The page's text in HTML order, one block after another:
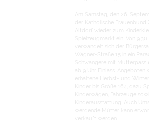
Am Samstag, den 26.
der Katholische Frauenbund
Altdorf wieder zum
Spielzeugmarkt ein. Von 9.30
verwandelt sich der
Wagner-Straße 15 in ein
Schwangere mit Mutterpass
ab 9 Uhr Einlass. Angeboten
erhaltene Herbst- und
Kinder bis Größe 164, dazu
Kinderwägen, Fahrzeuge
Kinderausstattung. Auch
werdende Mütter kann
verkauft werden.